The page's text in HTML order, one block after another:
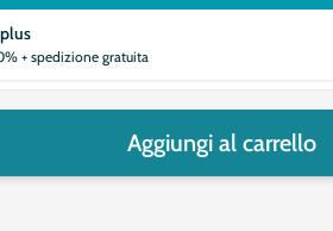
+ spedizione gratuita
Aggiungi al carrello